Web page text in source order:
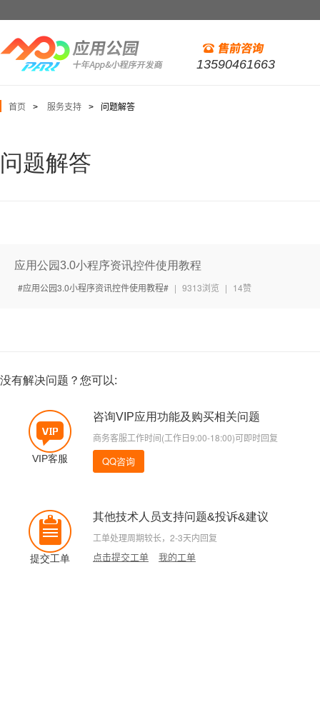
13590461663
首页 > 服务支持 > 问题解答
问题解答
应用公园3.0小程序资讯控件使用教程
应用公园3.0小程序资讯控件使用教程
| 9313浏览 | 14赞
没有解决问题？您可以:
VIP客服
咨询VIP应用功能及购买相关问题
商务客服工作时间(工作日9:00-18:00)可即时回复
QQ咨询
提交工单
其他技术人员支持问题&投诉&建议
工单处理周期较长，2-3天内回复
点击提交工单 我的工单